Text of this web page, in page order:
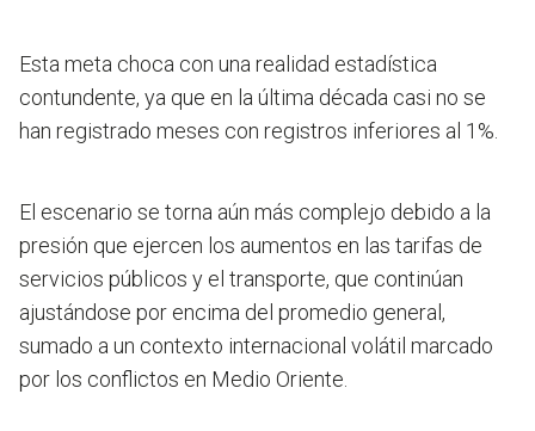
Esta meta choca con una realidad estadística
contundente, ya que en la última década casi no se
han registrado meses con registros inferiores al 1%.
El escenario se torna aún más complejo debido a la
presión que ejercen los aumentos en las tarifas de
servicios públicos y el transporte, que continúan
ajustándose por encima del promedio general,
sumado a un contexto internacional volátil marcado
por los conflictos en Medio Oriente.